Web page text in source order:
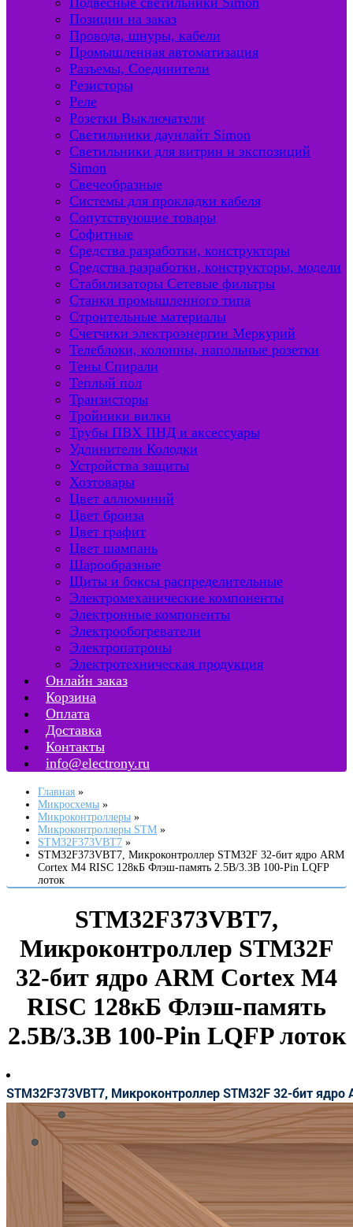
Позиции на заказ
Провода, шнуры, кабели
Промышленная автоматизация
Разъемы, Соединители
Резисторы
Реле
Розетки Выключатели
Светильники даунлайт Simon
Светильники для витрин и экспозиций
Simon
Свечеобразные
Системы для прокладки кабеля
Сопутствующие товары
Софитные
Средства разработки, конструкторы
Средства разработки, конструкторы, модели
Стабилизаторы Сетевые фильтры
Станки промышленного типа
Строительные материалы
Счетчики электроэнергии Меркурий
Телеблоки, колонны, напольные розетки
Тены Спирали
Теплый пол
Транзисторы
Тройники вилки
Трубы ПВХ ПНД и аксессуары
Удлинители Колодки
Устройства защиты
Хозтовары
Цвет аллюминий
Цвет бронза
Цвет графит
Цвет шампань
Шарообразные
Щиты и боксы распределительные
Электромеханические компоненты
Электронные компоненты
Электрообогреватели
Электропатроны
Электротехническая продукция
Онлайн заказ
Корзина
Оплата
Доставка
Контакты
info@electrony.ru
Главная
Микросхемы
Микроконтроллеры
Микроконтроллеры STM
STM32F373VBT7
STM32F373VBT7, Микроконтроллер STM32F 32-бит ядро ARM
Cortex M4 RISC 128кБ Флэш-память 2.5В/3.3В 100-Pin LQFP
лоток
STM32F373VBT7,
Микроконтроллер STM32F
32-бит ядро ARM Cortex M4
RISC 128кБ Флэш-память
2.5В/3.3В 100-Pin LQFP лоток